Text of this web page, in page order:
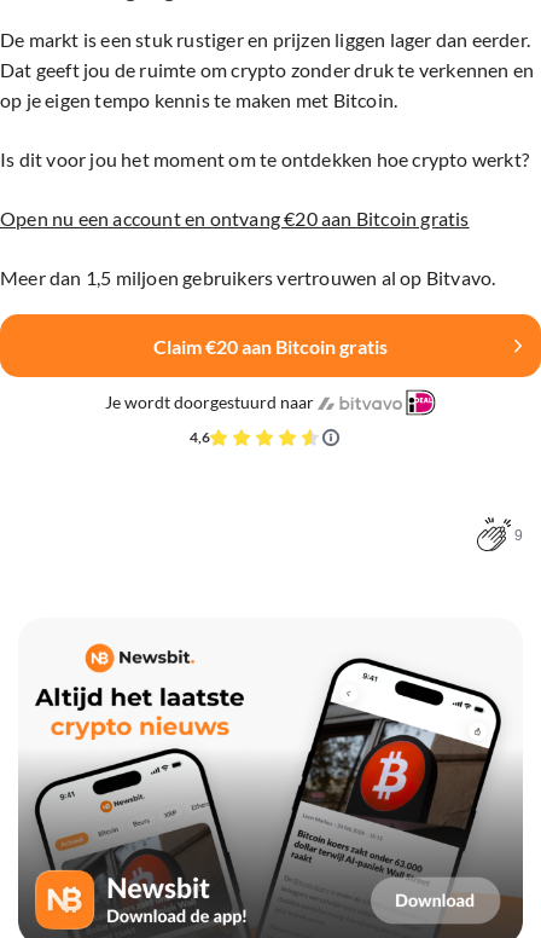
De markt is een stuk rustiger en prijzen liggen lager dan eerder.
Dat geeft jou de ruimte om crypto zonder druk te verkennen en
op je eigen tempo kennis te maken met Bitcoin.
Is dit voor jou het moment om te ontdekken hoe crypto werkt?
Open nu een account en ontvang €20 aan Bitcoin gratis
Meer dan 1,5 miljoen gebruikers vertrouwen al op Bitvavo.
Claim €20 aan Bitcoin gratis
Je wordt doorgestuurd naar
4,6
9